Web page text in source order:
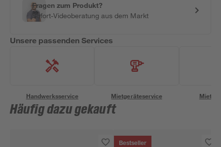
Fragen zum Produkt?
Sofort-Videoberatung aus dem Markt
Unsere passenden Services
Handwerksservice Mietgeräteservice
Häufig dazu gekauft
Bestseller